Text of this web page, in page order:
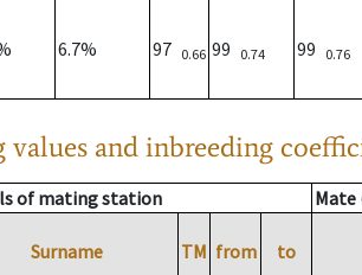
6.7% 97 0.66 99 0.74 99 0.76
values and inbreeding
of mating station Mate
Surname TM from to